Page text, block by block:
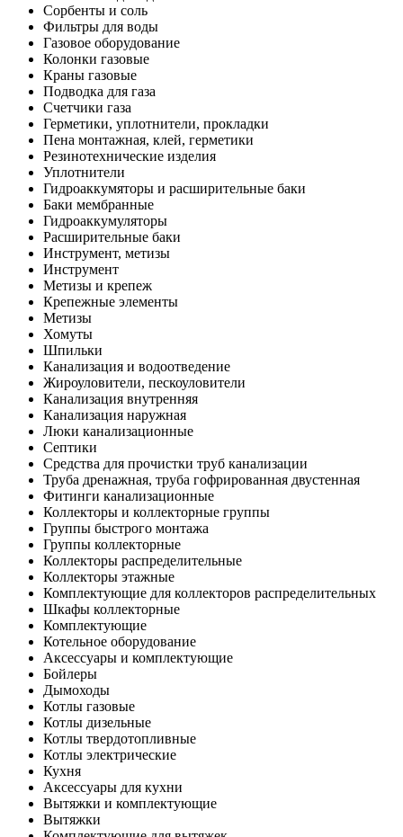
Сорбенты и соль
Фильтры для воды
Газовое оборудование
Колонки газовые
Краны газовые
Подводка для газа
Счетчики газа
Герметики, уплотнители, прокладки
Пена монтажная, клей, герметики
Резинотехнические изделия
Уплотнители
Гидроаккумяторы и расширительные баки
Баки мембранные
Гидроаккумуляторы
Расширительные баки
Инструмент, метизы
Инструмент
Метизы и крепеж
Крепежные элементы
Метизы
Хомуты
Шпильки
Канализация и водоотведение
Жироуловители, пескоуловители
Канализация внутренняя
Канализация наружная
Люки канализационные
Септики
Средства для прочистки труб канализации
Труба дренажная, труба гофрированная двустенная
Фитинги канализационные
Коллекторы и коллекторные группы
Группы быстрого монтажа
Группы коллекторные
Коллекторы распределительные
Коллекторы этажные
Комплектующие для коллекторов распределительных
Шкафы коллекторные
Комплектующие
Котельное оборудование
Аксессуары и комплектующие
Бойлеры
Дымоходы
Котлы газовые
Котлы дизельные
Котлы твердотопливные
Котлы электрические
Кухня
Аксессуары для кухни
Вытяжки и комплектующие
Вытяжки